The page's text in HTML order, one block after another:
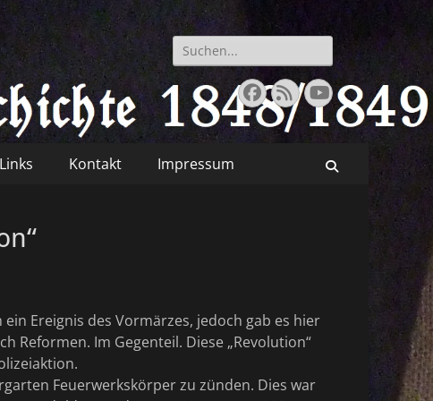
1849
Suchen
nach:
Facebook
FeedYouTube
Links Kontakt Impressum
Ereignis des Vormärzes, jedoch gab es hier
Reformen. Im Gegenteil. Diese „Revolution“
Feuerwerkskörper zu zünden. Dies war